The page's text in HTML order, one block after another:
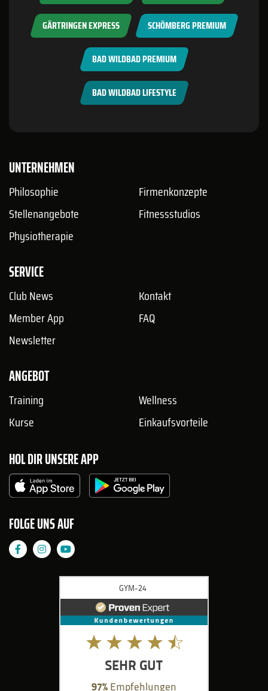
GÄRTRINGEN EXPRESS SCHÖMBERG PREMIUM
BAD WILDBAD PREMIUM
BAD WILDBAD LIFESTYLE
UNTERNEHMEN
Philosophie
Stellenangebote
Physiotherapie
Firmenkonzepte
Fitnessstudios
SERVICE
Club News
Member App
Newsletter
Kontakt
FAQ
ANGEBOT
Training
Kurse
Wellness
Einkaufsvorteile
HOL DIR UNSERE APP
FOLGE UNS AUF